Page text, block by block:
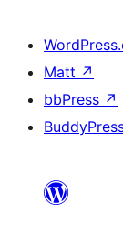
Matt ↗
bbPress ↗